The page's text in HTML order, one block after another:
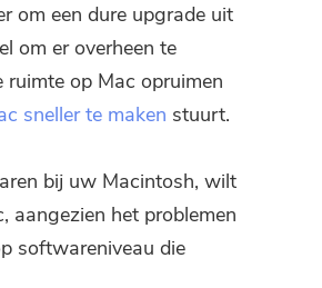
om een ​​dure upgrade uit
om er overheen te
op Mac opruimen
sneller te maken stuurt.
bij uw Macintosh, wilt
aangezien het problemen
softwareniveau die